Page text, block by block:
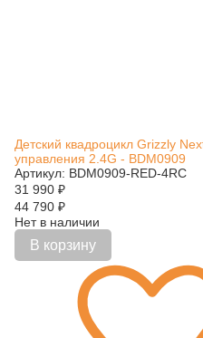
Детский квадроцикл Grizzly
управления 2.4G - BDM0909
Артикул: BDM0909-RED-4RC
31 990 ₽
44 790 ₽
Нет в наличии
В корзину